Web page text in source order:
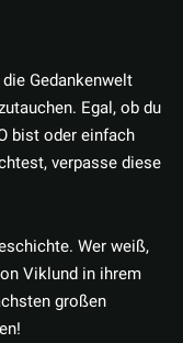
Gedankenwelt
Egal, ob du
bist oder einfach
verpasse diese
Wer weiß,
Viklund in ihrem
großen